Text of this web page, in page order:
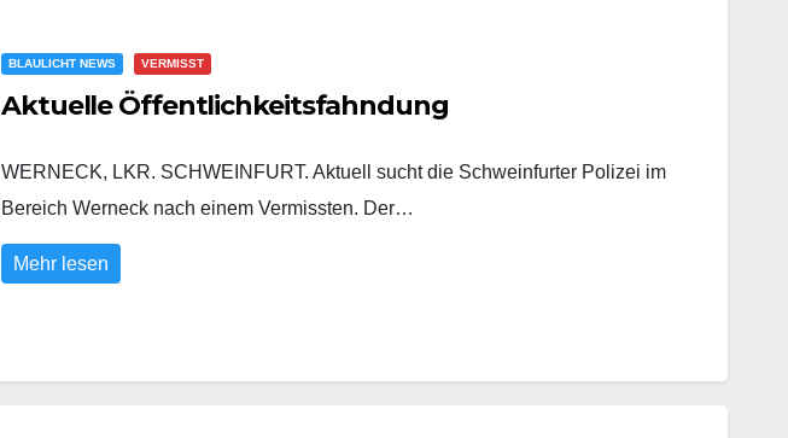
BLAULICHT NEWS VERMISST
Aktuelle Öffentlichkeitsfahndung
WERNECK, LKR. SCHWEINFURT. Aktuell sucht die Schweinfurter Polizei im
Bereich Werneck nach einem Vermissten. Der…
Mehr lesen